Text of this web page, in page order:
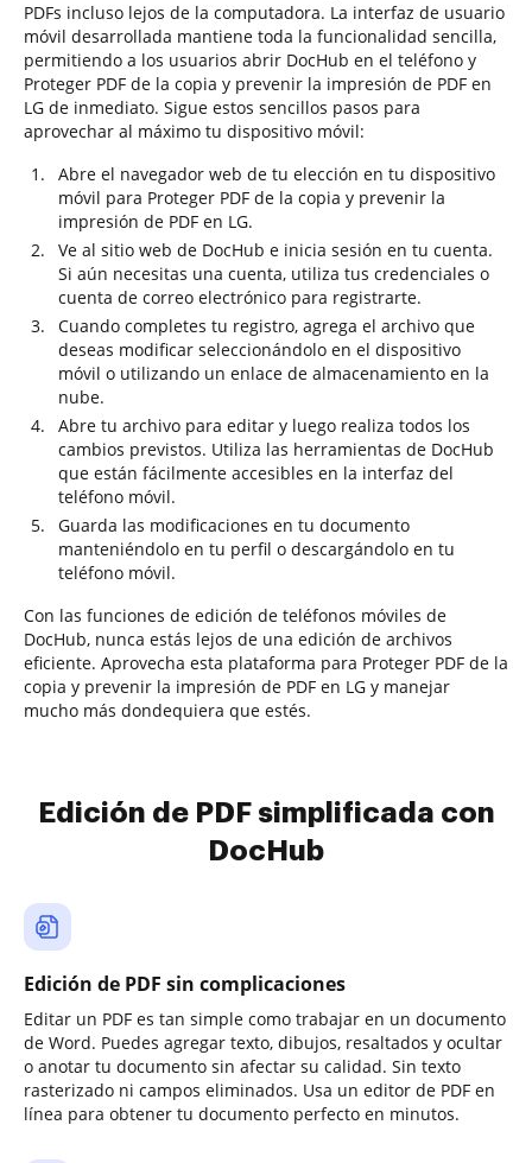
PDFs incluso lejos de la computadora. La interfaz de usuario
móvil desarrollada mantiene toda la funcionalidad sencilla,
permitiendo a los usuarios abrir DocHub en el teléfono y
Proteger PDF de la copia y prevenir la impresión de PDF en
LG de inmediato. Sigue estos sencillos pasos para
aprovechar al máximo tu dispositivo móvil:
Abre el navegador web de tu elección en tu dispositivo
móvil para Proteger PDF de la copia y prevenir la
impresión de PDF en LG.
Ve al sitio web de DocHub e inicia sesión en tu cuenta.
Si aún necesitas una cuenta, utiliza tus credenciales o
cuenta de correo electrónico para registrarte.
Cuando completes tu registro, agrega el archivo que
deseas modificar seleccionándolo en el dispositivo
móvil o utilizando un enlace de almacenamiento en la
nube.
Abre tu archivo para editar y luego realiza todos los
cambios previstos. Utiliza las herramientas de DocHub
que están fácilmente accesibles en la interfaz del
teléfono móvil.
Guarda las modificaciones en tu documento
manteniéndolo en tu perfil o descargándolo en tu
teléfono móvil.
Con las funciones de edición de teléfonos móviles de
DocHub, nunca estás lejos de una edición de archivos
eficiente. Aprovecha esta plataforma para Proteger PDF de la
copia y prevenir la impresión de PDF en LG y manejar
mucho más dondequiera que estés.
Edición de PDF simplificada con
DocHub
Edición de PDF sin complicaciones
Editar un PDF es tan simple como trabajar en un documento
de Word. Puedes agregar texto, dibujos, resaltados y ocultar
o anotar tu documento sin afectar su calidad. Sin texto
rasterizado ni campos eliminados. Usa un editor de PDF en
línea para obtener tu documento perfecto en minutos.